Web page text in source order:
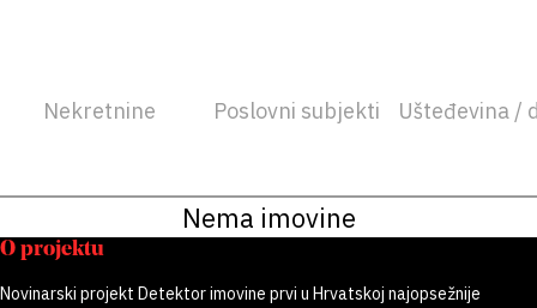
Nekretnine Poslovni subjekti Ušteđevina /
Nema imovine
O projektu
Novinarski projekt Detektor imovine prvi u Hrvatskoj najopsežnije